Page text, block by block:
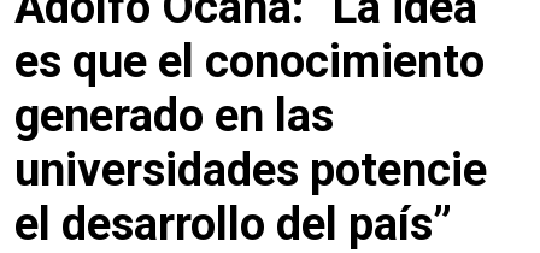
es que el conocimiento
generado en las
universidades potencie
el desarrollo del país”